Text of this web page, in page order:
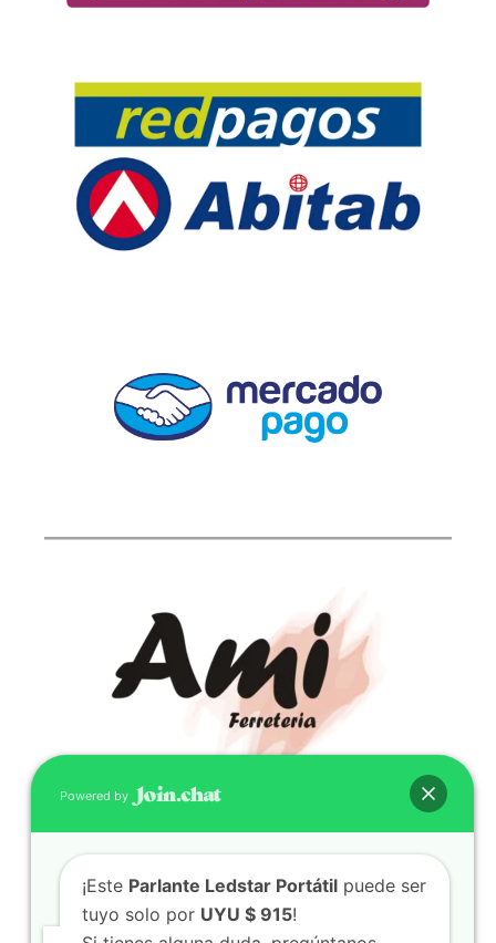
CONTACTO
(598) 099 466 212
correo@ferreami.com.uy
099 466 212
Powered by
¡Este Parlante Ledstar Portátil puede ser
tuyo solo por UYU $ 915!